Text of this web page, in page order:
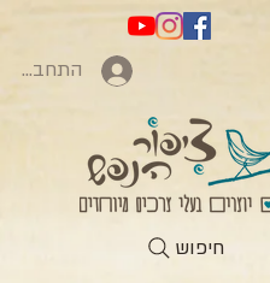
התחברות
חיפוש